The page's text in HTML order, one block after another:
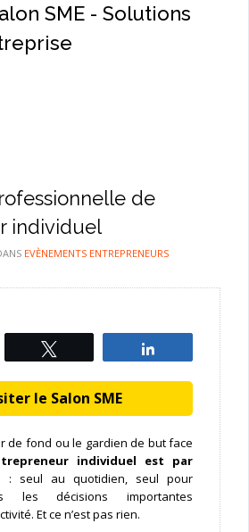
SME - Solutions
de
individuel
EVÈNEMENTS ENTREPRENEURS
le Salon SME
de fond ou le gardien de but face
individuel est par
: seul au quotidien, seul pour
les décisions importantes
Et ce n’est pas rien.